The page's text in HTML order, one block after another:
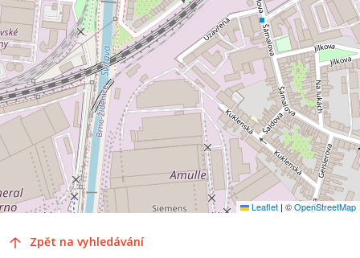
Leaflet | ©OpenStreetMap
Zpět na vyhledávání